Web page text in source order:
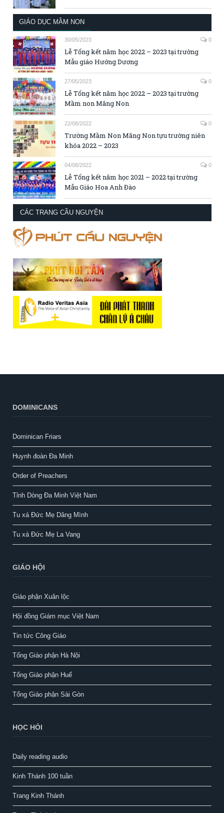
GIÁO DỤC MẦM NON
30/05/2023 0
Lễ Tổng kết năm học 2022 – 2023 tại trường
Mẫu giáo Hướng Dương
27/05/2023 0
Lễ Tổng kết năm học 2022 – 2023 tại trường
Mầm non Măng Non
22/08/2022 0
Trường Mầm Non Măng Non tựu trường niên
khóa 2022 – 2023
04/08/2022 0
Lễ Tổng kết năm học 2021 – 2022 tại trường
Mẫu Giáo Hoa Anh Đào
CÁC TRANG CẦU NGUYỆN
DOMINICANS
Dominican Friars
Huynh đoàn Đa Minh
Order of Preachers
Tỉnh Dòng Đa Minh Việt Nam
Tu xá Đức Mẹ Dâng Mình
Tu xá Đức Mẹ La Vang
GIÁO HỘI
Giáo phận Xuân lộc
Hội đồng Giám mục Việt Nam
Tin tức Công Giáo
Tổng Giáo phận Hà Nội
Tổng Giáo phận Huế
Tổng Giáo phận Sài Gòn
HỌC HỎI
Daily reading audio
Kinh Thánh 100 tuần
Trang Kinh Thánh